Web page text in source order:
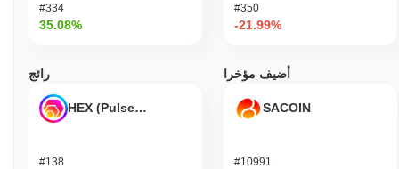
#334
35.08%
#350
-21.99%
رائج
HEX (Pulsechain)
#138
أضيف مؤخرا
SACOIN
#10991